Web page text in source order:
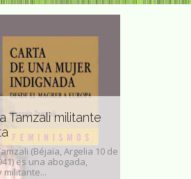
Tamzali militante
(Béjaïa, Argelia 10 de
es una abogada,
militante...